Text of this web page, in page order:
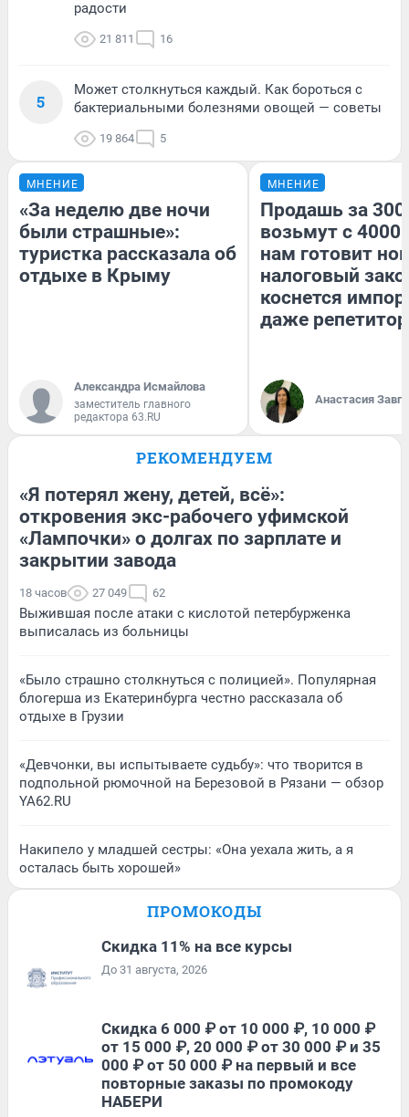
радости
21 811 16
5
Может столкнуться каждый. Как бороться с
бактериальными болезнями овощей — советы
19 864 5
МНЕНИЕ
«За неделю две ночи
были страшные»:
туристка рассказала об
отдыхе в Крыму
Александра Исмайлова
заместитель главного
редактора 63.RU
МНЕНИЕ
Продашь за
возьмут с
нам готовит
налоговый
коснется
даже
Анастасия
РЕКОМЕНДУЕМ
«Я потерял жену, детей, всё»:
откровения экс-рабочего уфимской
«Лампочки» о долгах по зарплате и
закрытии завода
18 часов 27 049 62
Выжившая после атаки с кислотой петербурженка
выписалась из больницы
«Было страшно столкнуться с полицией». Популярная
блогерша из Екатеринбурга честно рассказала об
отдыхе в Грузии
«Девчонки, вы испытываете судьбу»: что творится в
подпольной рюмочной на Березовой в Рязани — обзор
YA62.RU
Накипело у младшей сестры: «Она уехала жить, а я
осталась быть хорошей»
ПРОМОКОДЫ
Скидка 11% на все курсы
До 31 августа, 2026
Скидка 6 000 ₽ от 10 000 ₽, 10 000 ₽
от 15 000 ₽, 20 000 ₽ от 30 000 ₽ и 35
000 ₽ от 50 000 ₽ на первый и все
повторные заказы по промокоду
НАБЕРИ